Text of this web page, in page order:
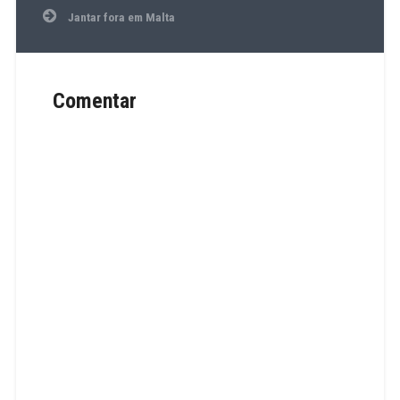
artigosJantar fora em Malta
Comentar